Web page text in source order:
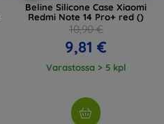
Beline Silicone Case Xiaomi
Redmi Note 14 Pro+ red ()
10,90 €
9,81 €
Varastossa > 5 kpl